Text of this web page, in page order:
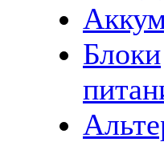
Блоки